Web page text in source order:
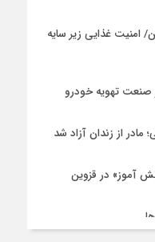
امنیت غذایی زیر سایه
صنعت تهویه خودرو
مادر از زندان آزاد شد
آموز» در قزوین